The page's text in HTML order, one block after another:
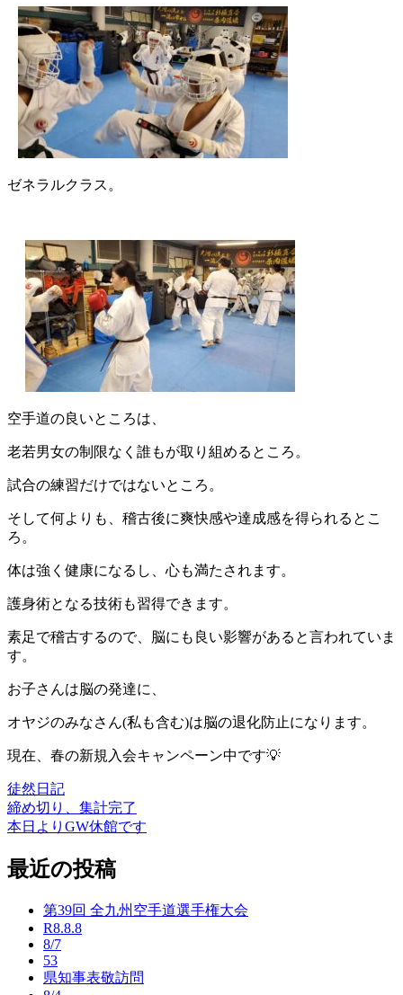
ゼネラルクラス。
空手道の良いところは、
老若男女の制限なく誰もが取り組めるところ。
試合の練習だけではないところ。
そして何よりも、稽古後に爽快感や達成感を得られるとこ
ろ。
体は強く健康になるし、心も満たされます。
護身術となる技術も習得できます。
素足で稽古するので、脳にも良い影響があると言われていま
す。
お子さんは脳の発達に、
オヤジのみなさん(私も含む)は脳の退化防止になります。
現在、春の新規入会キャンペーン中です💡
徒然日記
投
稿
ナ
締め切り、集計完了
本日よりGW休館です
最近の投稿
第39回 全九州空手道選手権大会
R8.8.8
8/7
53
県知事表敬訪問